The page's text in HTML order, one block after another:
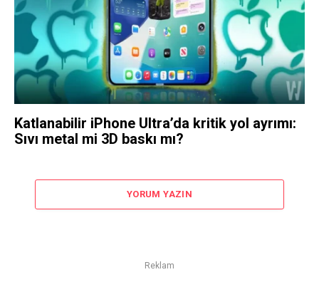
Katlanabilir iPhone Ultra’da kritik yol ayrımı:
Sıvı metal mi 3D baskı mı?
YORUM YAZIN
Reklam